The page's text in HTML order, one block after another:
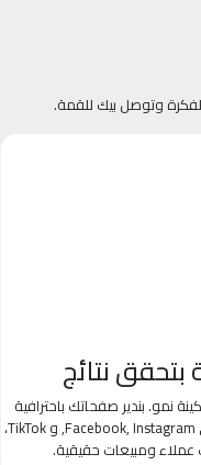
نتائج
نمو. بندير صفحاتك باحترافية
وبنصمم حملات إعلانية (Ads) مستهدفة بدقة على Facebook, Instagram, و TikTok،
ومبيعات حقيقية.